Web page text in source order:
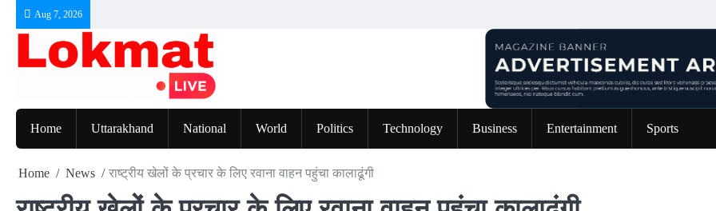
Aug 7, 2026
Home Uttarakhand National World Politics Technology Business Entertainment Sports
Home News राष्ट्रीय खेलों के प्रचार के लिए रवाना वाहन पहुंचा कालाढूंगी